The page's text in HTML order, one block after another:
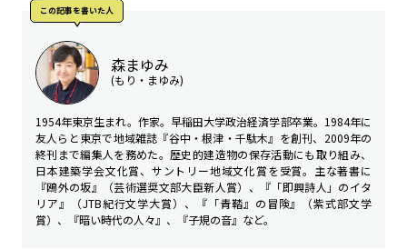
この記事を書いた人
森まゆみ
(もり・まゆみ)
1954年東京生まれ。作家。早稲田大学政治経済学部卒業。1984年に
友人らと東京で地域雑誌『谷中・根津・千駄木』を創刊、2009年の
終刊まで編集人を務めた。歴史的建造物の保存活動にも取り組み、
日本建築学会文化賞、サントリー地域文化賞を受賞。主な著書に
『鴎外の坂』（芸術選奨文部大臣新人賞）、『「即興詩人」のイタ
リア』（JTB紀行文学大賞）、『「青鞜』の冒険』（紫式部文学
賞）、『暗い時代の人々』、『子規の音』など。